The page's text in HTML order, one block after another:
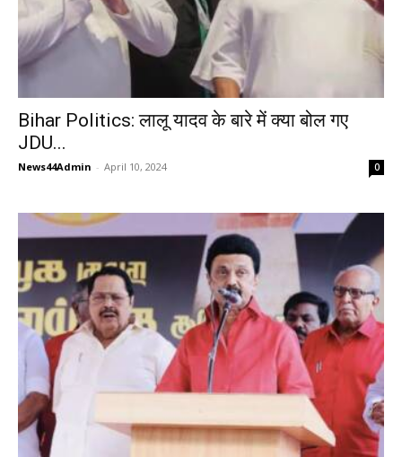
Bihar Politics: लालू यादव के बारे में क्या बोल गए
JDU...
News44Admin - April 10, 2024 0